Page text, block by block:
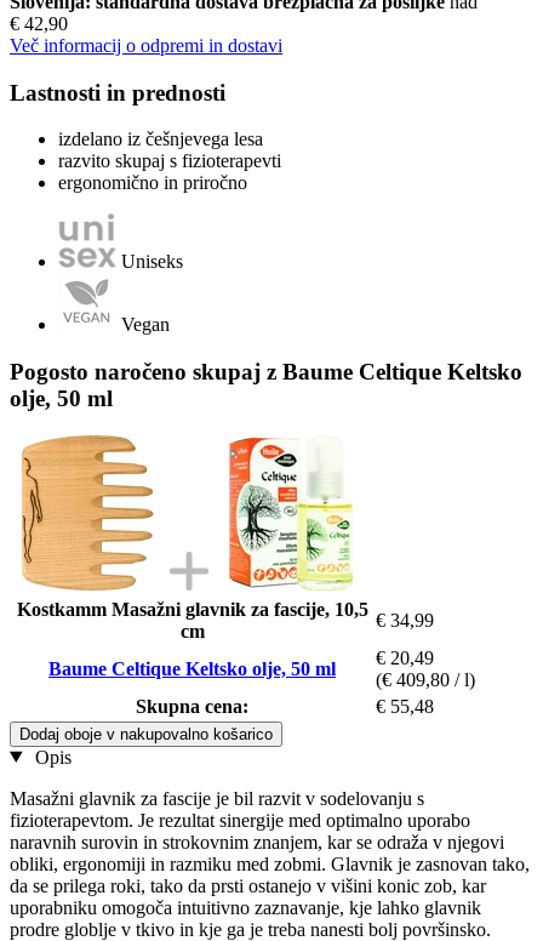
€ 42,90
Več informacij o odpremi in dostavi
Lastnosti in prednosti
izdelano iz češnjevega lesa
razvito skupaj s fizioterapevti
ergonomično in priročno
Uniseks
Vegan
Pogosto naročeno skupaj z Baume Celtique Keltsko
olje, 50 ml
Kostkamm Masažni glavnik za fascije, 10,5
cm
€ 34,99
Baume Celtique Keltsko olje, 50 ml
€ 20,49
(€ 409,80 / l)
Skupna cena:
€ 55,48
Dodaj oboje v nakupovalno košarico
Opis
Masažni glavnik za fascije je bil razvit v sodelovanju s
fizioterapevtom. Je rezultat sinergije med optimalno uporabo
naravnih surovin in strokovnim znanjem, kar se odraža v njegovi
obliki, ergonomiji in razmiku med zobmi. Glavnik je zasnovan tako,
da se prilega roki, tako da prsti ostanejo v višini konic zob, kar
uporabniku omogoča intuitivno zaznavanje, kje lahko glavnik
prodre globlje v tkivo in kje ga je treba nanesti bolj površinsko.